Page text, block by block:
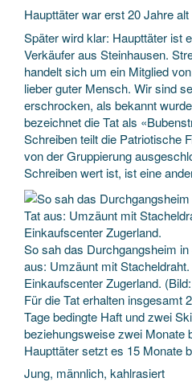
Haupttäter war erst 20 Jahre alt
Später wird klar: Haupttäter ist
Verkäufer aus Steinhausen.
handelt sich um ein Mitglied
lieber guter Mensch. Wir sind
erschrocken, als bekannt
bezeichnet die Tat als
Schreiben teilt die Patriotische
von der Gruppierung
Schreiben wert ist, ist eine
So sah das Durchgangsheim
aus: Umzäunt mit
Einkaufscenter Zugerland.
Für die Tat erhalten insgesamt
Tage bedingte Haft und zwei
beziehungsweise zwei Monate
Haupttäter setzt es 15 Monate
Jung, männlich, kahlrasiert